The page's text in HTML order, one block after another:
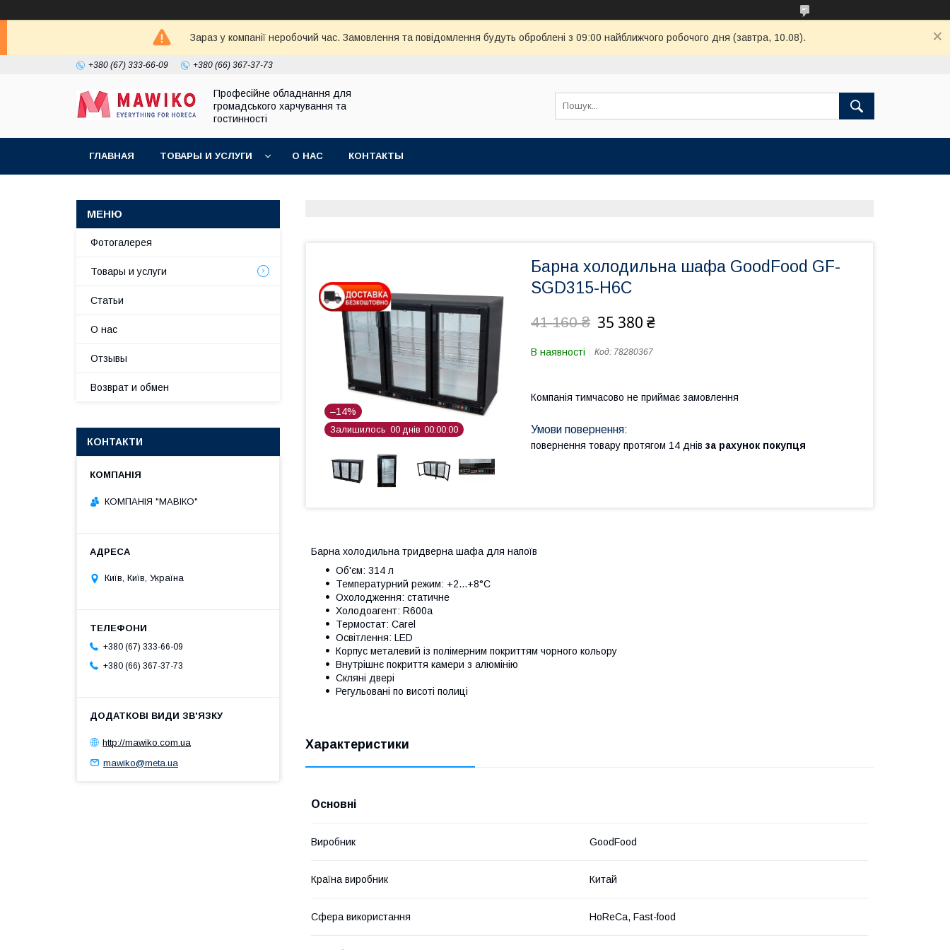
Зараз у компанії неробочий час. Замовлення та повідомлення будуть оброблені з 09:00 найближчого робочого дня (завтра, 10.08).
+380 (67) 333-66-09 +380 (66) 367-37-73
Професійне обладнання для
громадського харчування та
гостинності
ГЛАВНАЯ ТОВАРЫ И УСЛУГИ О НАС КОНТАКТЫ
–14%
Залишилось 00 днів 00 00 00
Барна холодильна шафа GoodFood GF-
SGD315-H6C
41 160 ₴ 35 380 ₴
В наявності Код: 78280367
Компанія тимчасово не приймає замовлення
повернення товару протягом 14 днів за рахунок покупця
Барна холодильна тридверна шафа для напоїв
Об'єм: 314 л
Температурний режим: +2...+8°С
Охолодження: статичне
Холодоагент: R600a
Термостат: Carel
Освітлення: LED
Корпус металевий із полімерним покриттям чорного кольору
Внутрішнє покриття камери з алюмінію
Скляні двері
Регульовані по висоті полиці
Характеристики
Основні
Виробник GoodFood
Країна виробник Китай
Сфера використання HoReCa, Fast-food
Фотогалерея
Товары и услуги
Статьи
О нас
Отзывы
Возврат и обмен
КОНТАКТИ
КОМПАНІЯ "МАВІКО"
Київ, Київ, Україна
+380 (67) 333-66-09
+380 (66) 367-37-73
http://mawiko.com.ua
mawiko@meta.ua